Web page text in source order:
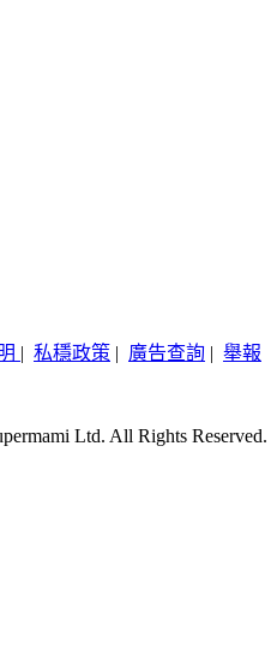
| 私穩政策 | 廣告查詢 | 舉報
Ltd. All Rights Reserved.